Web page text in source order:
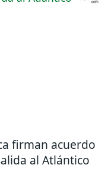
firman acuerdo
al Atlántico